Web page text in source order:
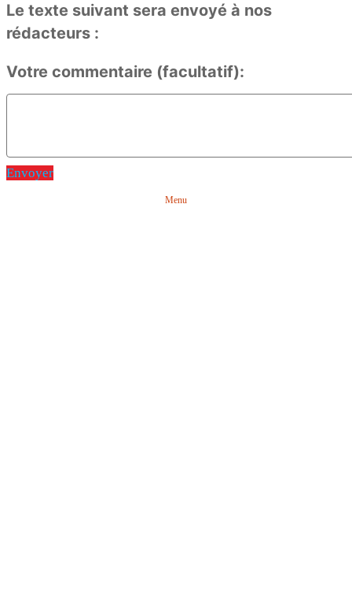
Le texte suivant sera envoyé à nos
rédacteurs :
Votre commentaire (facultatif):
Envoyer